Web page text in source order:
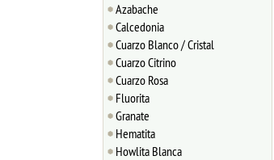
Azabache
Calcedonia
Cuarzo Blanco / Cristal
Cuarzo Citrino
Cuarzo Rosa
Fluorita
Granate
Hematita
Howlita Blanca